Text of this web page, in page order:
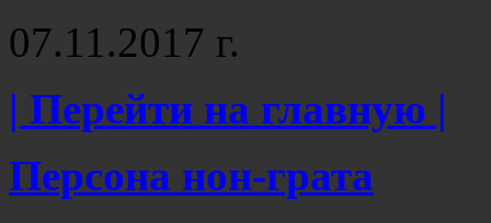
07.11.2017 г.
| Перейти на главную |
Персона нон-грата